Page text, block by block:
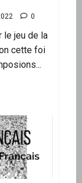
0
le jeu de la
cette foi
»